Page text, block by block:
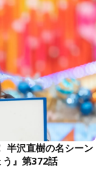
半沢直樹の名シーン
』第372話